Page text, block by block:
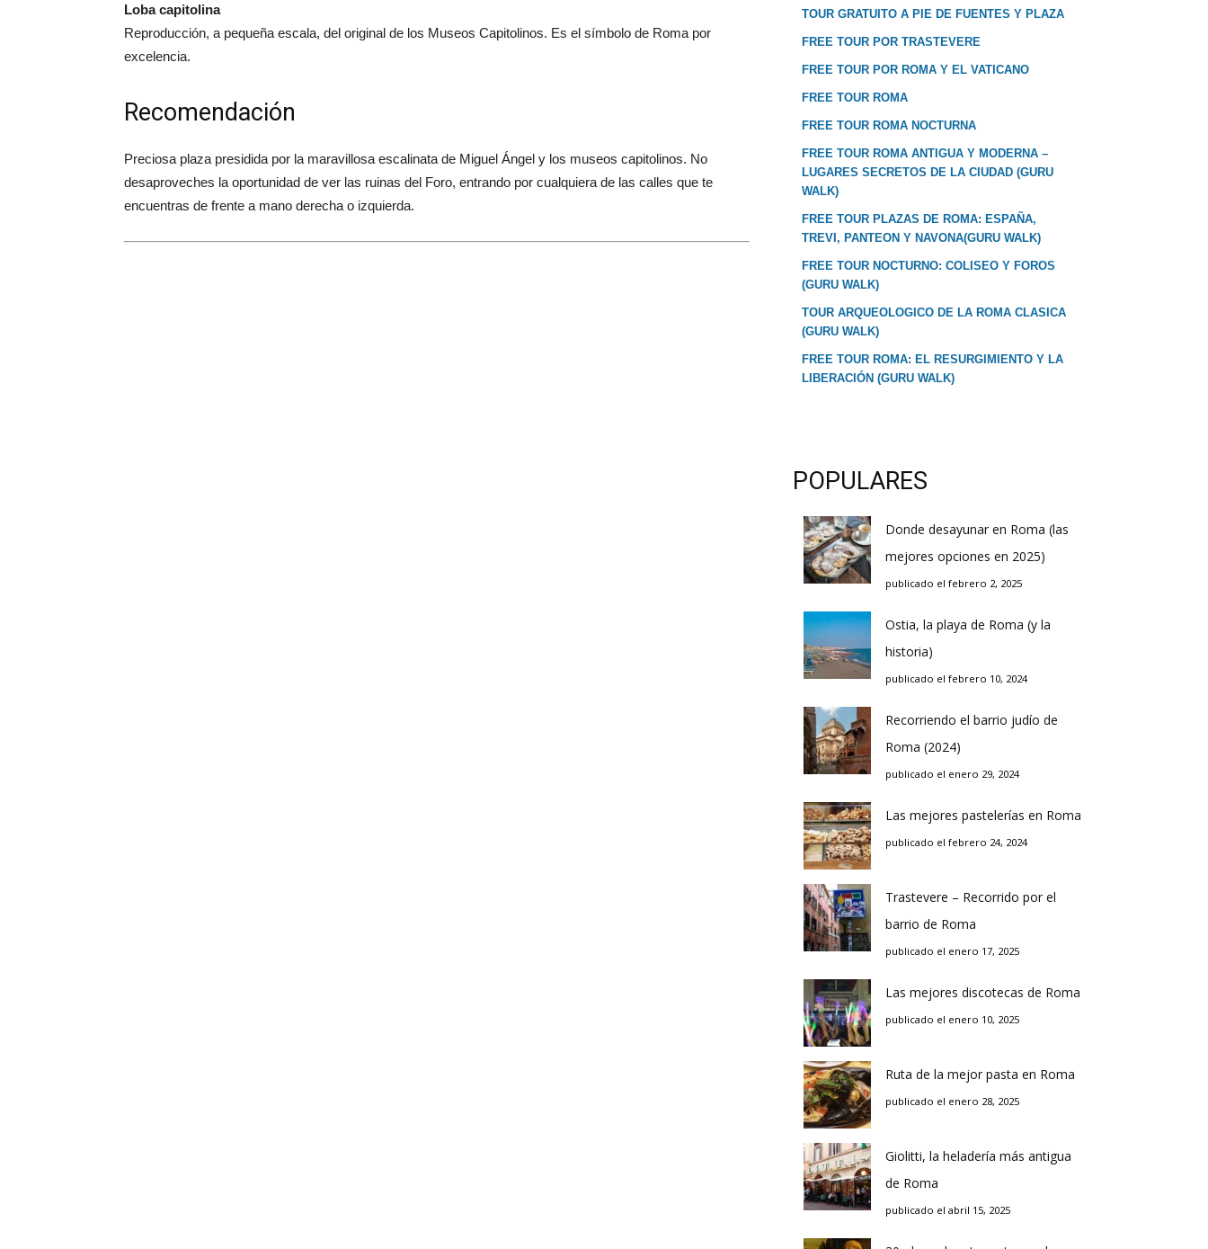
Loba capitolina
Reproducción, a pequeña escala, del original de los Museos Capitolinos. Es el símbolo de Roma por
excelencia.
Recomendación
Preciosa plaza presidida por la maravillosa escalinata de Miguel Ángel y los museos capitolinos. No
desaproveches la oportunidad de ver las ruinas del Foro, entrando por cualquiera de las calles que te
encuentras de frente a mano derecha o izquierda.
TOUR GRATUITO A PIE DE FUENTES Y PLAZA
FREE TOUR POR TRASTEVERE
FREE TOUR POR ROMA Y EL VATICANO
FREE TOUR ROMA
FREE TOUR ROMA NOCTURNA
FREE TOUR ROMA ANTIGUA Y MODERNA –
LUGARES SECRETOS DE LA CIUDAD (GURU
WALK)
FREE TOUR PLAZAS DE ROMA: ESPAÑA,
TREVI, PANTEON Y NAVONA(GURU WALK)
FREE TOUR NOCTURNO: COLISEO Y FOROS
(GURU WALK)
TOUR ARQUEOLOGICO DE LA ROMA CLASICA
(GURU WALK)
FREE TOUR ROMA: EL RESURGIMIENTO Y LA
LIBERACIÓN (GURU WALK)
POPULARES
Donde desayunar en Roma (las
mejores opciones en 2025)
publicado el febrero 2, 2025
Ostia, la playa de Roma (y la
historia)
publicado el febrero 10, 2024
Recorriendo el barrio judío de
Roma (2024)
publicado el enero 29, 2024
Las mejores pastelerías en Roma
publicado el febrero 24, 2024
Trastevere – Recorrido por el
barrio de Roma
publicado el enero 17, 2025
Las mejores discotecas de Roma
publicado el enero 10, 2025
Ruta de la mejor pasta en Roma
publicado el enero 28, 2025
Giolitti, la heladería más antigua
de Roma
publicado el abril 15, 2025